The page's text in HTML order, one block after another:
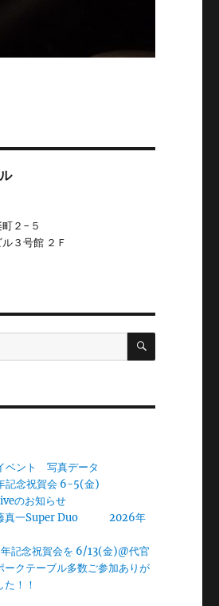
２−５
３号館 ２Ｆ
検
ベント 写真データ
記念祝賀会 6-5(金)
のお知らせ
藤真一Super Duo 2026年
記念祝賀会を 6/13(金)@代官
ークテーブル多数ご参加ありが
！！